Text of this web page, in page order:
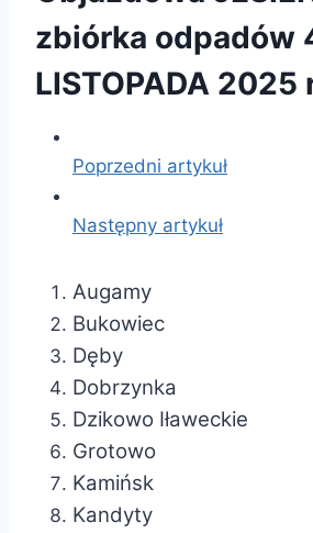
zbiórka odpadów
LISTOPADA 2025
Poprzedni artykuł
Następny artykuł
Augamy
Bukowiec
Dęby
Dobrzynka
Dzikowo Iławeckie
Grotowo
Kamińsk
Kandyty